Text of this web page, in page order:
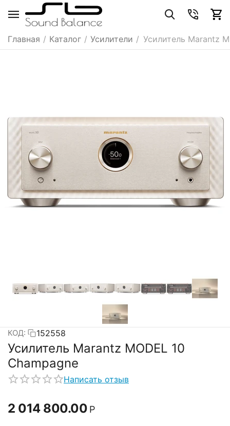
Главная / Каталог / Усилители / Усилитель Marantz
КОД: 152558
Усилитель Marantz MODEL 10
Champagne
Написать отзыв
2 014 800.00 Р